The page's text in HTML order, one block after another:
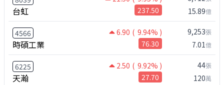
台虹 237.50 15.89億
4566 6.90 ( 9.94% )
時碩工業 76.30
9,253張
7.01億
6225 2.50 ( 9.92% )
天瀚 27.70
44張
120萬